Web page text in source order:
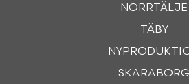
NORRTÄLJE
TÄBY
SKARABORG